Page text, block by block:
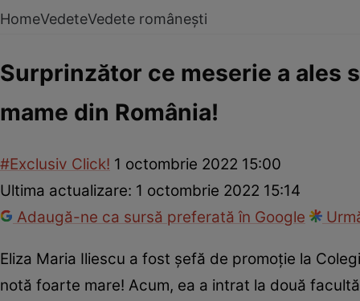
HomeVedeteVedete românești
Surprinzător ce meserie a ales
mame din România!
#Exclusiv Click! 1 octombrie 2022 15:00
Ultima actualizare: 1 octombrie 2022 15:14
Adaugă-ne ca sursă preferată în Google
Eliza Maria Iliescu a fost șefă de promoție la
notă foarte mare! Acum, ea a intrat la două